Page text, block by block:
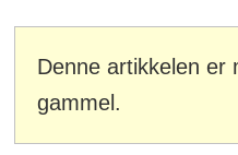
Denne artikkelen er
gammel.